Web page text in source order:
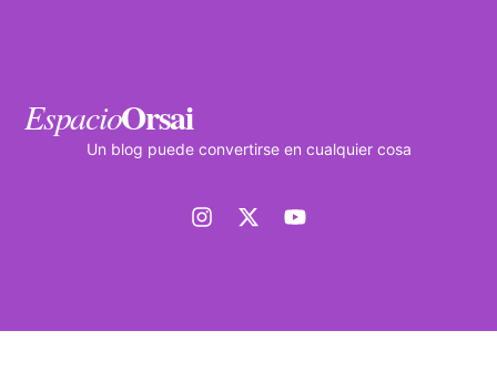
EspacioOrsai
Un blog puede convertirse en cualquier cosa